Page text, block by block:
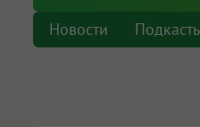
Новости